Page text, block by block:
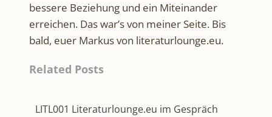
bessere Beziehung und ein Miteinander
erreichen. Das war’s von meiner Seite. Bis
bald, euer Markus von literaturlounge.eu.
Related Posts
LITL001 Literaturlounge.eu im Gespräch